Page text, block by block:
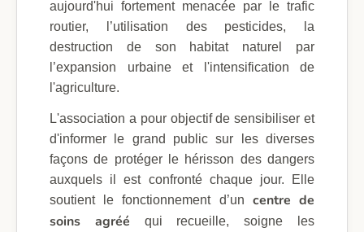
aujourd'hui fortement menacée par le trafic
routier, l’utilisation des pesticides, la
destruction de son habitat naturel par
l’expansion urbaine et l'intensification de
l'agriculture.
L'association a pour objectif de sensibiliser et
d'informer le grand public sur les diverses
façons de protéger le hérisson des dangers
auxquels il est confronté chaque jour. Elle
soutient le fonctionnement d’un centre de
soins agréé qui recueille, soigne les